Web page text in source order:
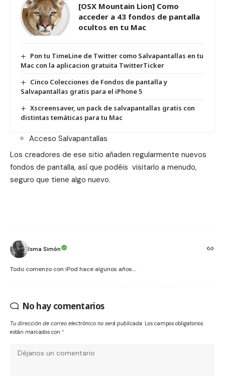
[OSX Mountain Lion] Como
acceder a 43 fondos de pantalla
ocultos en tu Mac
Pon tu TimeLine de Twitter como Salvapantallas en tu
Mac con la aplicacion gratuita TwitterTicker
Cinco Colecciones de Fondos de pantalla y
Salvapantallas gratis para el iPhone 5
Xscreensaver, un pack de salvapantallas gratis con
distintas temáticas para tu Mac
Acceso Salvapantallas
Los creadores de ese sitio añaden regularmente nuevos
fondos de pantalla, así que podéis visitarlo a menudo,
seguro que tiene algo nuevo.
Isma Simón
Todo comenzo con iPod hace algunos años....
No hay comentarios
Tu dirección de correo electrónico no será publicada. Los campos obligatorios
están marcados con *